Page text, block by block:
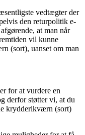
vedtægter der
den returpolitik e-
at man når
vil kunne
(sort), uanset om man
for at vurdere en
derfor støtter vi, at du
krydderikværn (sort)